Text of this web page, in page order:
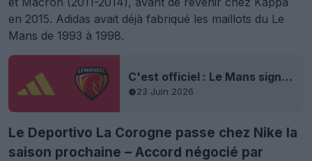
en 2015. Adidas avait déjà fabriqué les maillots du Le
Mans de 1993 à 1998.
C'est officiel : Le Mans signe un contrat de maillot avec Adidas - Retour en Ligue 1
23 Juin 2026
Le Deportivo La Corogne passe chez Nike la
saison prochaine – Accord négocié par